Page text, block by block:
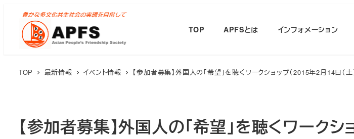
TOP APFSとは インフォメーション
TOP 最新情報 イベント情報 【参加者募集】外国人の「希望」を聴くワークショップ（2015年2月14日（土
【参加者募集】外国人の「希望」を聴くワークシ